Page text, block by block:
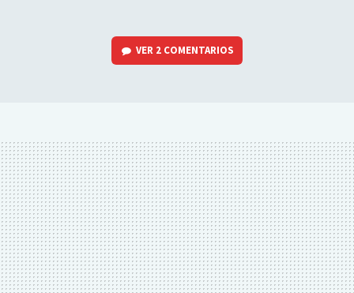
VER 2 COMENTARIOS